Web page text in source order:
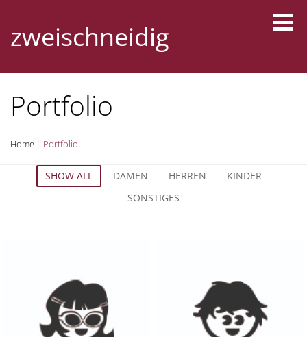
content
zweischneidig
Portfolio
Home Portfolio
SHOW ALL DAMEN HERREN
KINDER
SONSTIGES
Damen Herren